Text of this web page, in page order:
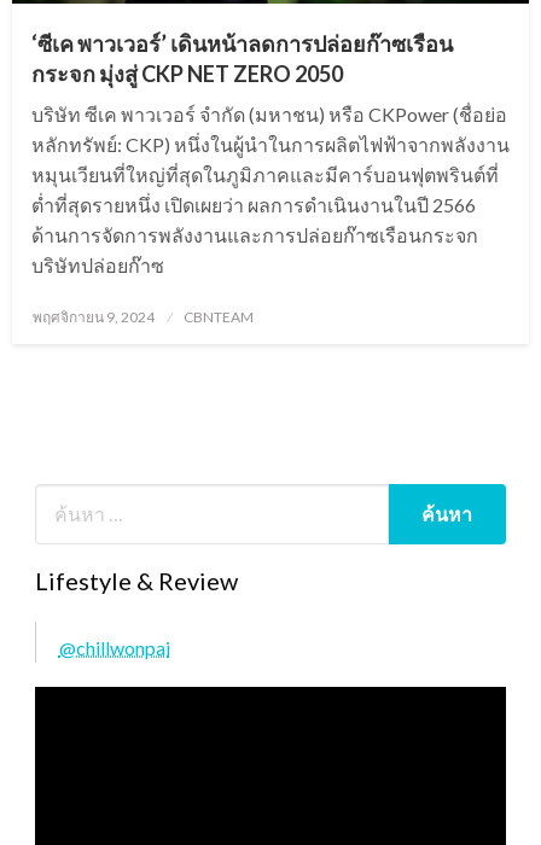
‘ซีเค พาวเวอร์’ เดินหน้าลดการปล่อยก๊าซเรือน
กระจก มุ่งสู่ CKP NET ZERO 2050
บริษัท ซีเค พาวเวอร์ จำกัด (มหาชน) หรือ CKPower (ชื่อย่อ
หลักทรัพย์: CKP) หนึ่งในผู้นำในการผลิตไฟฟ้าจากพลังงาน
หมุนเวียนที่ใหญ่ที่สุดในภูมิภาคและมีคาร์บอนฟุตพรินต์ที่
ต่ำที่สุดรายหนึ่ง เปิดเผยว่า ผลการดำเนินงานในปี 2566
ด้านการจัดการพลังงานและการปล่อยก๊าซเรือนกระจก
บริษัทปล่อยก๊าซ
Posted
พฤศจิกายน 9, 2024 CBNTEAM
Lifestyle & Review
@chillwonpai